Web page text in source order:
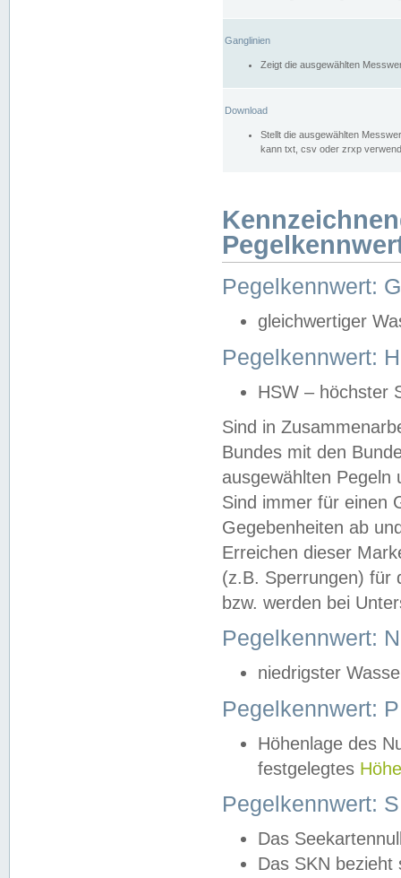
Ganglinien
Zeigt die ausgewählten
Download
Stellt die ausgewählten
kann txt, csv oder zrxp
Pegelkennwert:
gleichwertiger
Pegelkennwert:
HSW – höchster
Sind in
Bundes mit den
ausgewählten
Sind immer für einen
Gegebenheiten ab
Erreichen dieser
(z.B. Sperrungen) für
bzw. werden bei
Pegelkennwert:
niedrigster
Pegelkennwert:
Höhenlage des
festgelegtes
Pegelkennwert:
Das
Das SKN